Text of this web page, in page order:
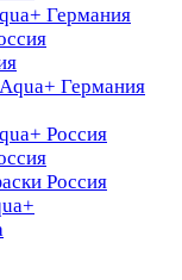
Германия
Германия
Россия
Россия